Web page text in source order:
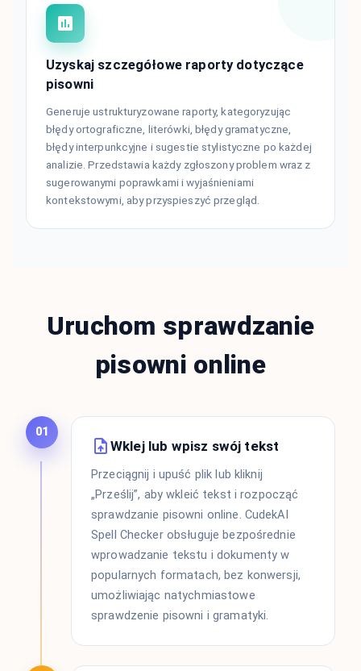
Uzyskaj szczegółowe raporty dotyczące
pisowni
Generuje ustrukturyzowane raporty, kategoryzując
błędy ortograficzne, literówki, błędy gramatyczne,
błędy interpunkcyjne i sugestie stylistyczne po każdej
analizie. Przedstawia każdy zgłoszony problem wraz z
sugerowanymi poprawkami i wyjaśnieniami
kontekstowymi, aby przyspieszyć przegląd.
Uruchom sprawdzanie
pisowni online
01
Wklej lub wpisz swój tekst
Przeciągnij i upuść plik lub kliknij
„Prześlij”, aby wkleić tekst i rozpocząć
sprawdzanie pisowni online. CudekAI
Spell Checker obsługuje bezpośrednie
wprowadzanie tekstu i dokumenty w
popularnych formatach, bez konwersji,
umożliwiając natychmiastowe
sprawdzenie pisowni i gramatyki.